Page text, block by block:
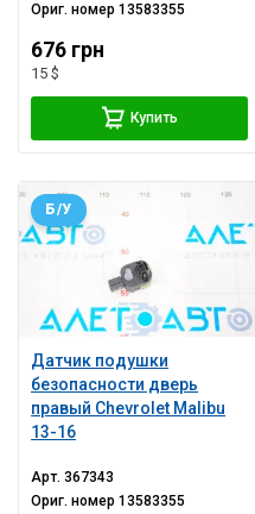
Ориг. номер13583355
676 грн
15 $
Купить
Датчик подушки
безопасности дверь
правый Chevrolet Malibu
13-16
Б/У
Арт.367343
Ориг. номер13583355